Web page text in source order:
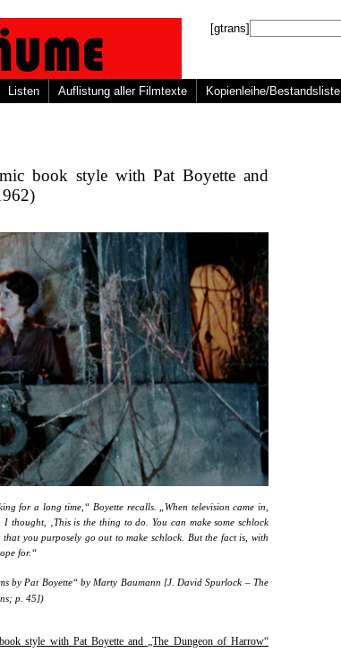
[gtrans]
Listen Auflistung aller Filmtexte Kopienleihe/Bestandsliste
book style with Pat Boyette and
for a long time,“ Boyette recalls. „When television came in,
thought, ‚This is the thing to do. You can make some schlock
you purposely go out to make schlock. But the fact is, with
for.“
by Pat Boyette“ by Marty Baumann [J. David Spurlock – The
p. 45])
style with Pat Boyette and „The Dungeon of Harrow“